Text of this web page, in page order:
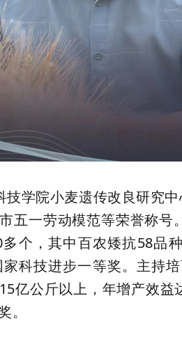
学院小麦遗传改良研究中
五一劳动模范等荣誉称
个，其中百农矮抗58品
科技进步一等奖。主持
亿公斤以上，年增产效
。